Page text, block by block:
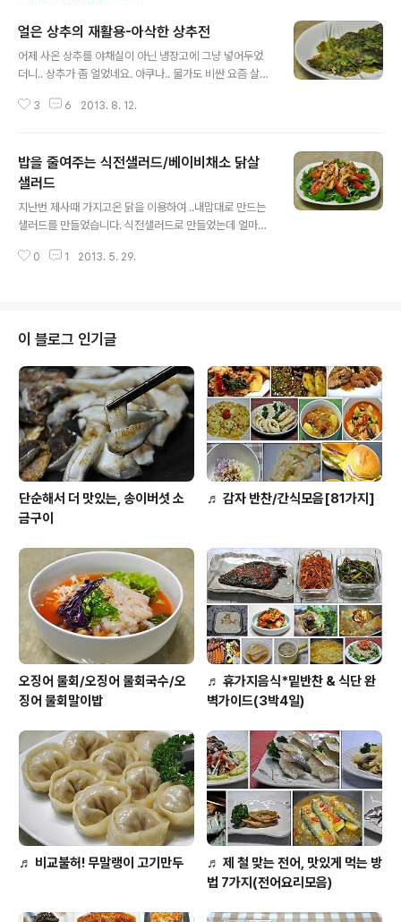
얼은 상추의 재활용-아삭한 상추전
어제 사온 상추를 야채실이 아닌 냉장고에 그냥 넣어두었
더니.. 상추가 좀 얼었네요. 아쿠나.. 물가도 비싼 요즘 살림
면서 얼은것을 골라보니 그 양이 꽤 됩니다. 잎사귀 부분이
다. ♪ 명절(추석,설날)요리모음/각종전*부침/재활용요리
모음 [떡] 오이부꾸미/오이 찹쌀부꾸미/견과류 찹쌀부꾸미
[참고]♬ 도시락 365일/1식3찬 매일도시락/도시락모음 1
01가지 [간식] ♬ 시원하고 든든한 간식, 홈메이드 찰떡아
5장, 부침가루 3분의2컵, 물 포기상추라 작은것 큰것을 합
3 6 2013. 8. 12.
밥을 줄여주는 식전샐러드/베이비채소 닭살
샐러드
지난번 제사때 가지고온 닭을 이용하여 ..내맘대로 만드는
샐러드를 만들었습니다. 식전샐러드로 만들었는데 얼마나
차렸고요. 같이 차렸지만.. 샐러드 먼저 먹고.. 밥보다 먼저
65일/1식3찬 매일도시락/도시락모음 101가지 [참고]♪소
풍&나들이 도시락모음(김밥,샌드위치,주먹밥등등) ◈ 베
이비채소 닭살 샐러드 ◈ [재료]베이비채소 라면그릇으로
한가득넘게(레몬맛 올리브오일 1숟가락, 볶은소금2분의티
스푼) 찰토마토1개, 닭 4분의1마리 살만 발라서, 양파 2분
의1개, 마늘 3쪽, 마른고..
0 1 2013. 5. 29.
이 블로그 인기글
단순해서 더 맛있는, 송이버섯 소
금구이
♬ 감자 반찬/간식모음[81가지]
오징어 물회/오징어 물회국수/오
징어 물회말이밥
♬ 휴가지음식*밑반찬 & 식단 완
벽가이드(3박4일)
♬ 비교불허! 무말랭이 고기만두
♬ 제 철 맞는 전어, 맛있게 먹는 방
법 7가지(전어요리모음)